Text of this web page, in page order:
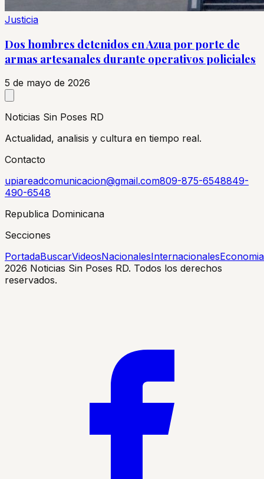
Justicia
Dos hombres detenidos en Azua por porte de
armas artesanales durante operativos policiales
5 de mayo de 2026
Noticias Sin Poses RD
Actualidad, analisis y cultura en tiempo real.
Contacto
upiareadcomunicacion@gmail.com809-875-6548849-
490-6548
Republica Dominicana
Secciones
PortadaBuscarVideosNacionalesInternacionalesEconomia
2026 Noticias Sin Poses RD. Todos los derechos
reservados.